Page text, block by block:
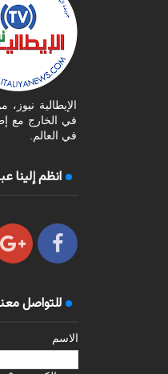
الإيطالية
في الخارج مع
في العالم.
انظم إلينا
للتواصل
الاسم